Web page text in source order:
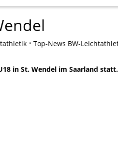
Top-News BW-
in St. Wendel im Saarland